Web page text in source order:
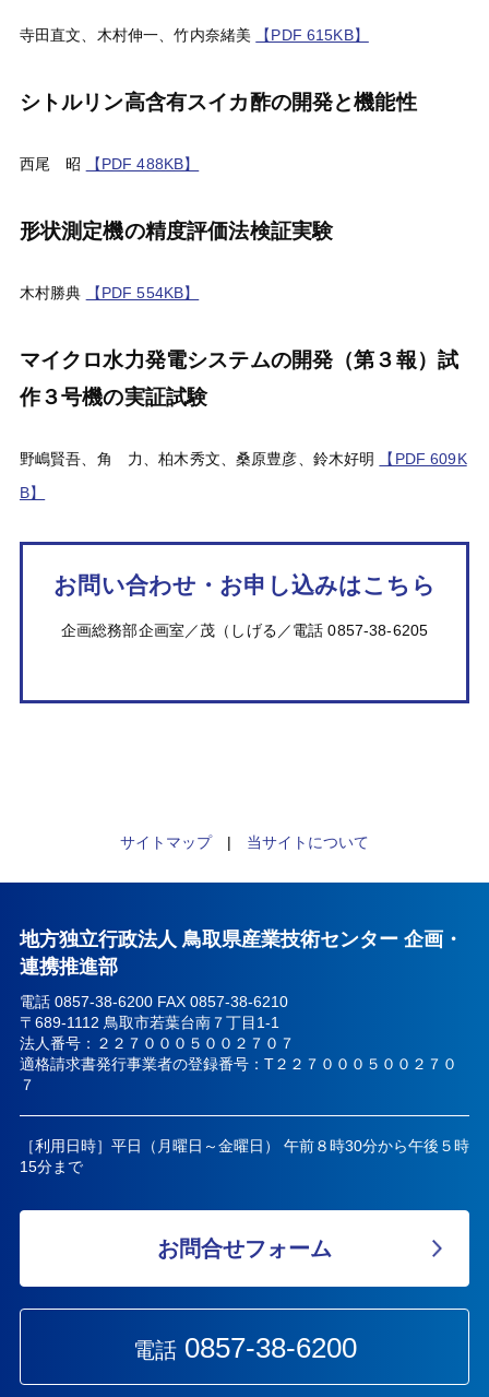
寺田直文、木村伸一、竹内奈緒美 【PDF 615KB】
シトルリン高含有スイカ酢の開発と機能性
西尾 昭 【PDF 488KB】
形状測定機の精度評価法検証実験
木村勝典 【PDF 554KB】
マイクロ水力発電システムの開発（第３報）試
作３号機の実証試験
野嶋賢吾、角 力、柏木秀文、桑原豊彦、鈴木好明
【PDF 609K
B】
お問い合わせ・お申し込みはこちら
企画総務部企画室／茂（しげる／電話 0857-38-6205
サイトマップ| 当サイトについて
地方独立行政法人 鳥取県産業技術センター 企画・
連携推進部
電話 0857-38-6200 FAX 0857-38-6210
〒689-1112 鳥取市若葉台南７丁目1-1
法人番号：２２７０００５００２７０７
適格請求書発行事業者の登録番号：T２２７０００５００２７０
７
［利用日時］平日（月曜日～金曜日） 午前８時30分から午後５時
15分まで
お問合せフォーム
電話0857-38-6200